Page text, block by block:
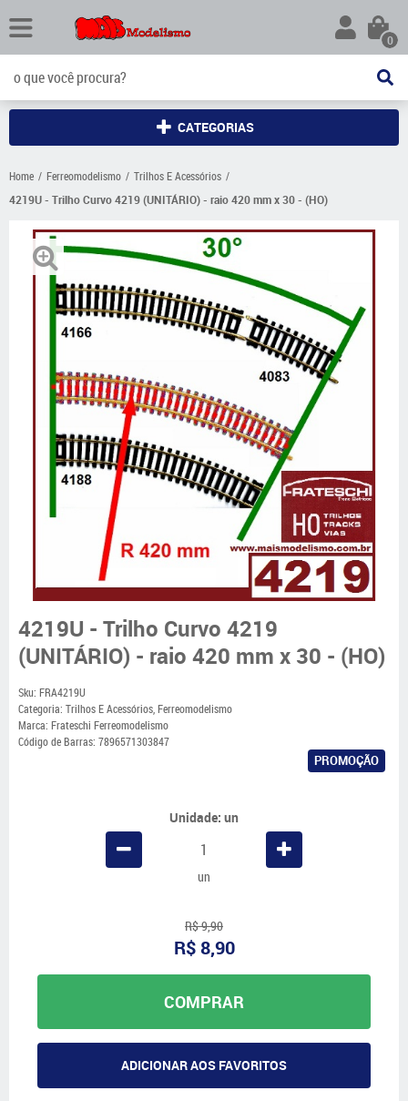
0
CATEGORIAS
Home Ferreomodelismo
Trilhos E Acessórios
4219U - Trilho Curvo 4219 (UNITÁRIO) - raio 420 mm x 30 - (HO)
4219U - Trilho Curvo 4219
(UNITÁRIO) - raio 420 mm x 30 - (HO)
Sku: FRA4219U
Categoria: Trilhos E Acessórios,Ferreomodelismo
Marca: Frateschi Ferreomodelismo
Código de Barras: 7896571303847
PROMOÇÃO
Unidade: un
un
R$ 9,90
R$ 8,90
COMPRAR
ADICIONAR AOS FAVORITOS